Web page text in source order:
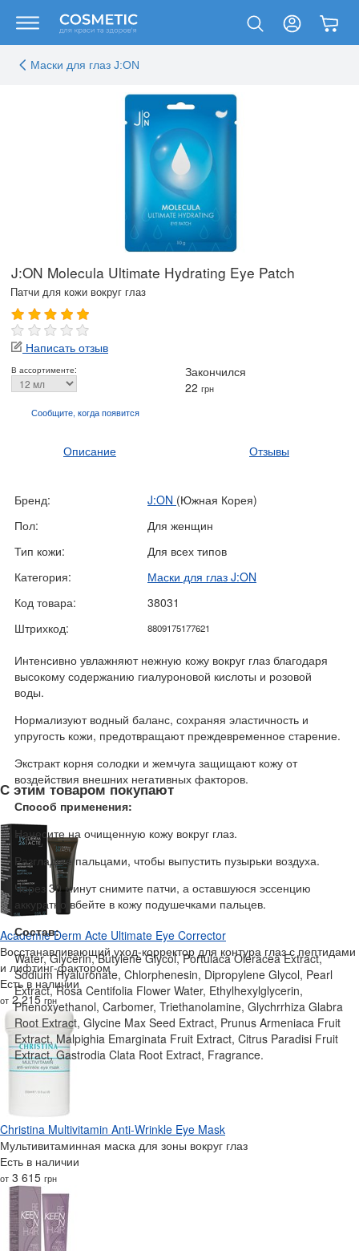
Маски для глаз J:ON
J:ON Molecula Ultimate Hydrating Eye Patch
Патчи для кожи вокруг глаз
Написать отзыв
В ассортименте:
Закончился
22 грн
Сообщите, когдапоявится
Описание Отзывы
Бренд: J:ON (Южная Корея)
Пол:
Для женщин
Тип кожи:
Для всех типов
Категория:
Маски для глаз J:ON
Код товара:
38031
Штрихкод:
8809175177621
Интенсивно увлажняют нежную кожу вокруг глаз благодаря
высокому содержанию гиалуроновой кислоты и розовой
воды.
Нормализуют водный баланс, сохраняя эластичность и
упругость кожи, предотвращают преждевременное старение.
Экстракт корня солодки и жемчуга защищают кожу от
воздействия внешних негативных факторов.
Способ применения:
Нанесите на очищенную кожу вокруг глаз.
Разгладьте пальцами, чтобы выпустить пузырьки воздуха.
Через 30 минут снимите патчи, а оставшуюся эссенцию
аккуратно вбейте в кожу подушечками пальцев.
Состав:
Water, Glycerin, Butylene Glycol, Portulaca Oleracea Extract,
Sodium Hyaluronate, Chlorphenesin, Dipropylene Glycol, Pearl
Extract, Rosa Centifolia Flower Water, Ethylhexylglycerin,
Phenoxyethanol, Carbomer, Triethanolamine, Glychrrhiza Glabra
Root Extract, Glycine Max Seed Extract, Prunus Armeniaca Fruit
Extract, Malpighia Emarginata Fruit Extract, Citrus Paradisi Fruit
Extract, Gastrodia Clata Root Extract, Fragrance.
С этим товаром покупают
Academie Derm Acte Ultimate Eye Corrector
Восстанавливающий уход-корректор для контура глаз с пептидами
и лифтинг-фактором
Есть в наличии
от 2 215грн
Christina Multivitamin Anti-Wrinkle Eye Mask
Мультивитаминная маска для зоны вокруг глаз
Есть в наличии
от 3 615 грн